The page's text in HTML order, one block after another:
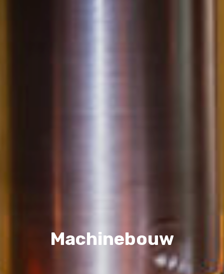
Machinebouw